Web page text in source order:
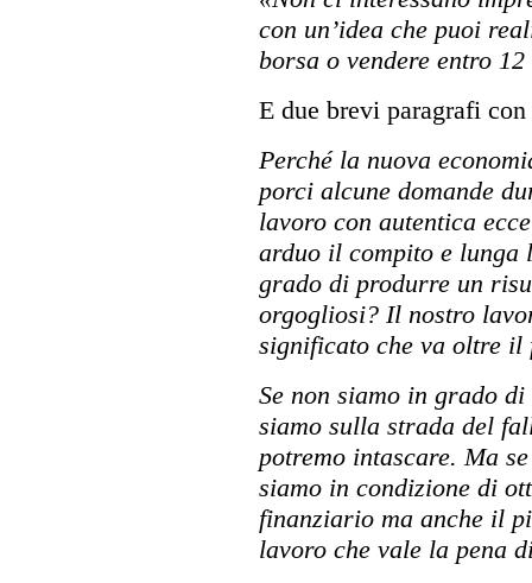
con un’idea che puoi
borsa o vendere entro
E due brevi paragrafi
Perché la nuova
porci alcune domande
lavoro con autentica
arduo il compito e
grado di produrre un
orgogliosi? Il nostro
significato che va oltre il
Se non siamo in grado
siamo sulla strada del
potremo intascare. Ma
siamo in condizione di
finanziario ma anche il
lavoro che vale la pena